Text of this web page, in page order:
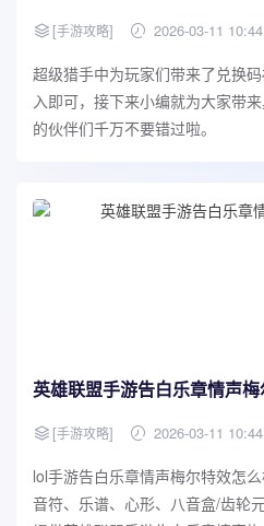
[手游攻略] 2026-03-11
超级猎手中为玩家们带来了兑换
入即可，接下来小编就为大家带
的伙伴们千万不要错过啦。
英雄联盟手游告白乐章情声
[手游攻略] 2026-03-11
lol手游告白乐章情声梅尔特效怎
音符、乐谱、心形、八音盒/齿轮